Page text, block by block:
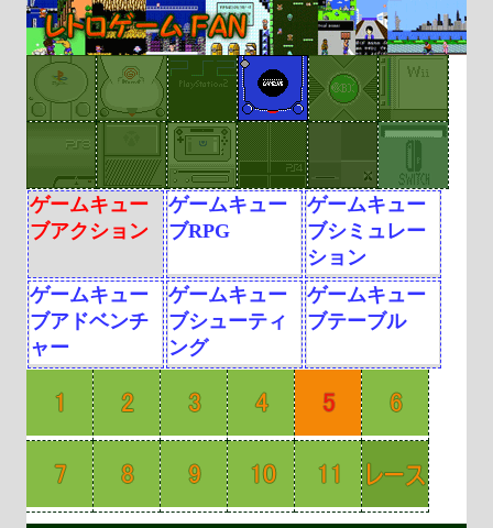
ゲームキュー
ブアクション
ゲームキュー
ブRPG
ゲームキュー
ブシミュレー
ション
ゲームキュー
ブアドベンチ
ャー
ゲームキュー
ブシューティ
ング
ゲームキュー
ブテーブル